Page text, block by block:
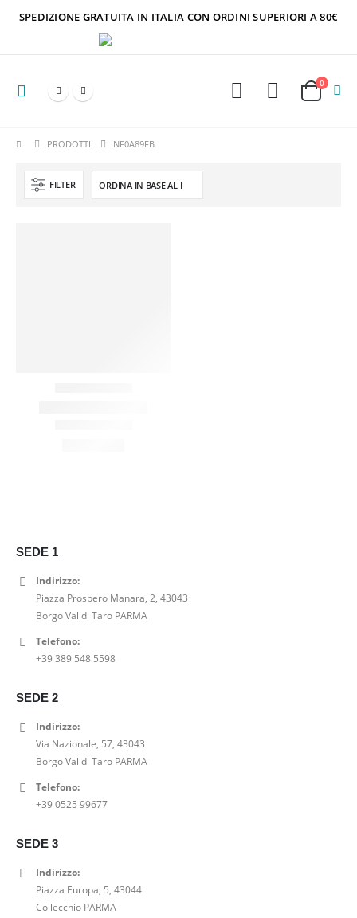
SPEDIZIONE GRATUITA IN ITALIA CON ORDINI SUPERIORI A 80€
0
PRODOTTI NF0A89FB
FILTER
SEDE 1
Indirizzo:
Piazza Prospero Manara, 2, 43043
Borgo Val di Taro PARMA
Telefono:
+39 389 548 5598
SEDE 2
Indirizzo:
Via Nazionale, 57, 43043
Borgo Val di Taro PARMA
Telefono:
+39 0525 99677
SEDE 3
Indirizzo:
Piazza Europa, 5, 43044
Collecchio PARMA